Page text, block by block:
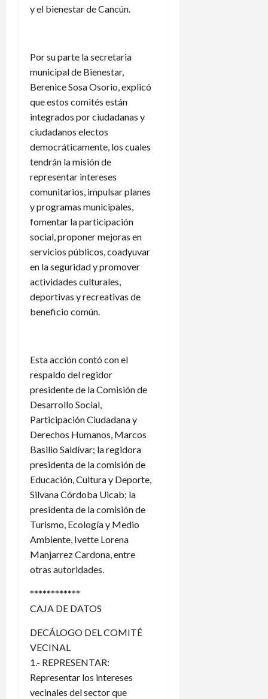
y el bienestar de Cancún.
Por su parte la secretaria
municipal de Bienestar,
Berenice Sosa Osorio, explicó
que estos comités están
integrados por ciudadanas y
ciudadanos electos
democráticamente, los cuales
tendrán la misión de
representar intereses
comunitarios, impulsar planes
y programas municipales,
fomentar la participación
social, proponer mejoras en
servicios públicos, coadyuvar
en la seguridad y promover
actividades culturales,
deportivas y recreativas de
beneficio común.
Esta acción contó con el
respaldo del regidor
presidente de la Comisión de
Desarrollo Social,
Participación Ciudadana y
Derechos Humanos, Marcos
Basilio Saldívar; la regidora
presidenta de la comisión de
Educación, Cultura y Deporte,
Silvana Córdoba Uicab; la
presidenta de la comisión de
Turismo, Ecología y Medio
Ambiente, Ivette Lorena
Manjarrez Cardona, entre
otras autoridades.
************
CAJA DE DATOS
DECÁLOGO DEL COMITÉ
VECINAL
1.- REPRESENTAR:
Representar los intereses
vecinales del sector que